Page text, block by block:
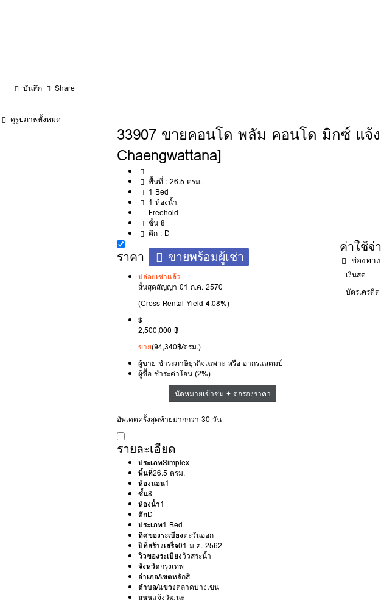
บันทึก Share
ดูรูปภาพทั้งหมด
33907 ขายคอนโด พลัม คอนโด มิกซ์ แจ้
Chaengwattana]
พื้นที่ : 26.5 ตรม.
1 Bed
1 ห้องน้ำ
Freehold
ชั้น 8
ตึก : D
ราคา ขายพร้อมผู้เช่า
ปล่อยเช่าแล้ว
สิ้นสุดสัญญา 01 ก.ค. 2570
(Gross Rental Yield 4.08%)
$
2,500,000 ฿
ขาย(94,340฿/ตรม.)
ผู้ขาย ชำระภาษีธุรกิจเฉพาะ หรือ อากรแสตมป์
ผู้ซื้อ ชำระค่าโอน (2%)
นัดหมายเข้าชม + ต่อรองราคา
ค่าใช้จ่
ช่องทา
เงินสด
บัตรเครดิต
อัพเดตครั้งสุดท้ายมากกว่า 30 วัน
รายละเอียด
ประเภทSimplex
พื้นที่26.5 ตรม.
ห้องนอน1
ชั้น8
ห้องน้ำ1
ตึกD
ประเภท1 Bed
ทิศของระเบียงตะวันออก
ปีที่สร้างเสร็จ01 ม.ค. 2562
วิวของระเบียงวิวสระน้ำ
จังหวัดกรุงเทพ
อำเภอ/เขตหลักสี่
ตำบล/แขวงตลาดบางเขน
ถนนแจ้งวัฒนะ